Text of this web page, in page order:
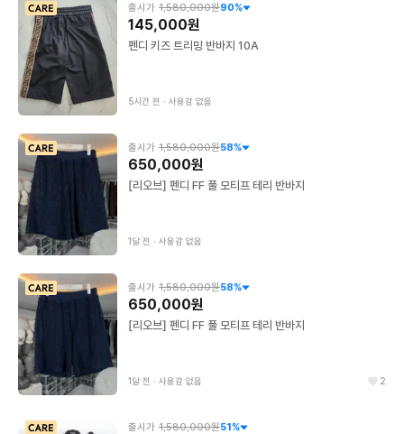
출시가 1,580,000원90%
145,000원
펜디 키즈 트리밍 반바지 10A
5시간 전 ∙ 사용감 없음
출시가 1,580,000원58%
650,000원
[리오브] 펜디 FF 풀 모티프 테리 반바지
1달 전 ∙ 사용감 없음
출시가 1,580,000원58%
650,000원
[리오브] 펜디 FF 풀 모티프 테리 반바지
1달 전 ∙ 사용감 없음 2
출시가 1,580,000원51%